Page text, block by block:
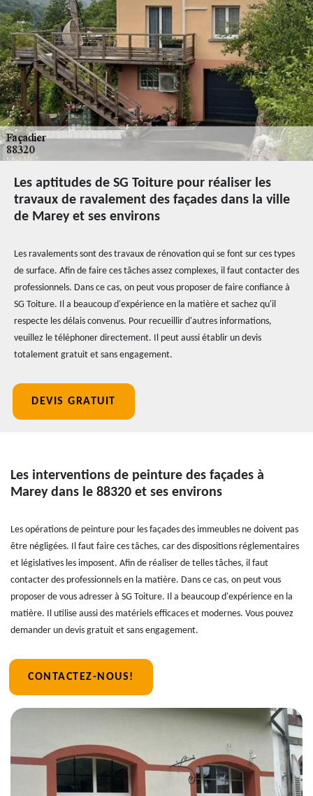
Les aptitudes de SG Toiture pour réaliser les
travaux de ravalement des façades dans la ville
de Marey et ses environs
Les ravalements sont des travaux de rénovation qui se font sur ces types
de surface. Afin de faire ces tâches assez complexes, il faut contacter des
professionnels. Dans ce cas, on peut vous proposer de faire confiance à
SG Toiture. Il a beaucoup d'expérience en la matière et sachez qu'il
respecte les délais convenus. Pour recueillir d'autres informations,
veuillez le téléphoner directement. Il peut aussi établir un devis
totalement gratuit et sans engagement.
DEVIS GRATUIT
Les interventions de peinture des façades à
Marey dans le 88320 et ses environs
Les opérations de peinture pour les façades des immeubles ne doivent pas
être négligées. Il faut faire ces tâches, car des dispositions réglementaires
et législatives les imposent. Afin de réaliser de telles tâches, il faut
contacter des professionnels en la matière. Dans ce cas, on peut vous
proposer de vous adresser à SG Toiture. Il a beaucoup d'expérience en la
matière. Il utilise aussi des matériels efficaces et modernes. Vous pouvez
demander un devis gratuit et sans engagement.
CONTACTEZ-NOUS!